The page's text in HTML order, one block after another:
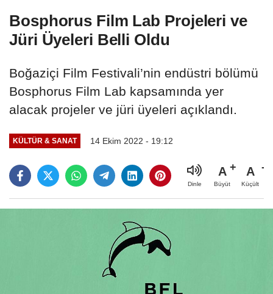
Bosphorus Film Lab Projeleri ve
Jüri Üyeleri Belli Oldu
Boğaziçi Film Festivali’nin endüstri bölümü
Bosphorus Film Lab kapsamında yer
alacak projeler ve jüri üyeleri açıklandı.
KÜLTÜR & SANAT 14 Ekim 2022 - 19:12
Dinle
A
Büyüt
A
Küçült